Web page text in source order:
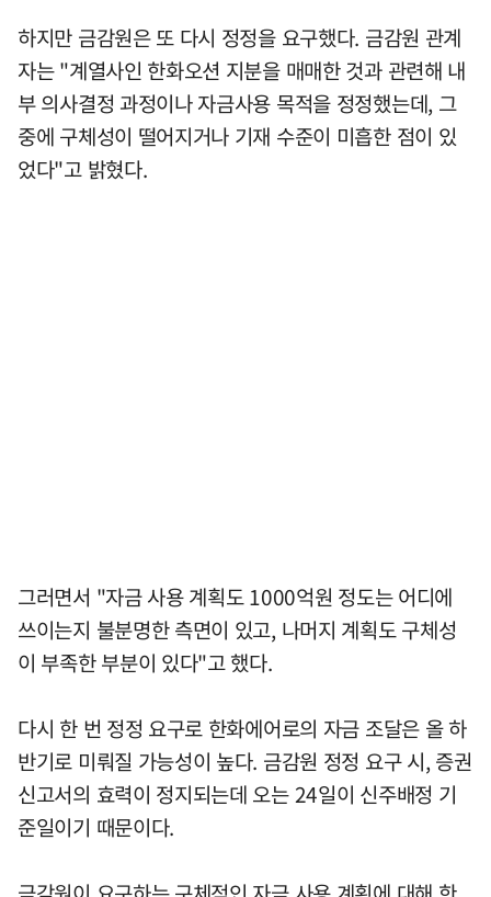
하지만 금감원은 또 다시 정정을 요구했다. 금감원 관계
자는 "계열사인 한화오션 지분을 매매한 것과 관련해 내
부 의사결정 과정이나 자금사용 목적을 정정했는데, 그
중에 구체성이 떨어지거나 기재 수준이 미흡한 점이 있
었다"고 밝혔다.
그러면서 "자금 사용 계획도 1000억원 정도는 어디에
쓰이는지 불분명한 측면이 있고, 나머지 계획도 구체성
이 부족한 부분이 있다"고 했다.
다시 한 번 정정 요구로 한화에어로의 자금 조달은 올 하
반기로 미뤄질 가능성이 높다. 금감원 정정 요구 시, 증권
신고서의 효력이 정지되는데 오는 24일이 신주배정 기
준일이기 때문이다.